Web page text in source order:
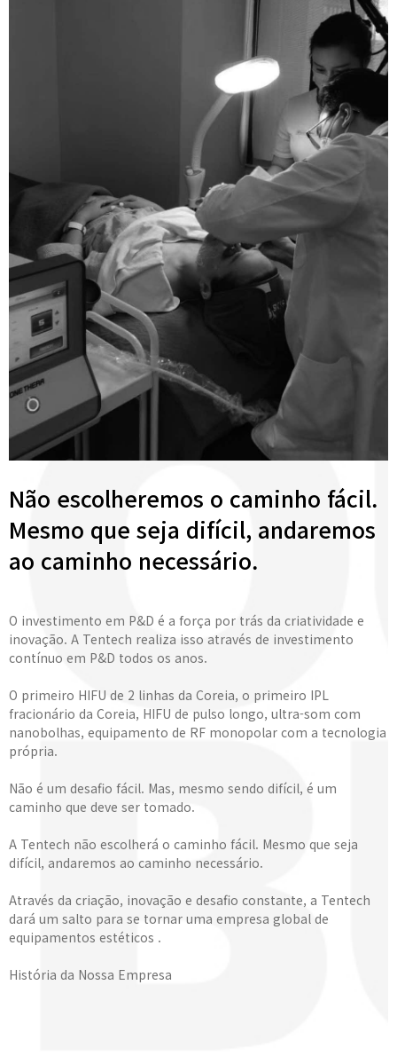
Não escolheremos o caminho fácil.
Mesmo que seja difícil, andaremos
ao caminho necessário.
O investimento em P&D é a força por trás da criatividade e
inovação. A Tentech realiza isso através de investimento
contínuo em P&D todos os anos.
O primeiro HIFU de 2 linhas da Coreia, o primeiro IPL
fracionário da Coreia, HIFU de pulso longo, ultra-som com
nanobolhas, equipamento de RF monopolar com a tecnologia
própria.
Não é um desafio fácil. Mas, mesmo sendo difícil, é um
caminho que deve ser tomado.
A Tentech não escolherá o caminho fácil. Mesmo que seja
difícil, andaremos ao caminho necessário.
Através da criação, inovação e desafio constante, a Tentech
dará um salto para se tornar uma empresa global de
equipamentos estéticos .
História da Nossa Empresa